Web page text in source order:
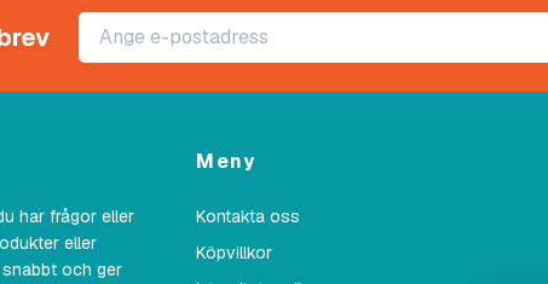
har frågor eller
eller
och ger
Meny
Kontakta oss
Köpvillkor